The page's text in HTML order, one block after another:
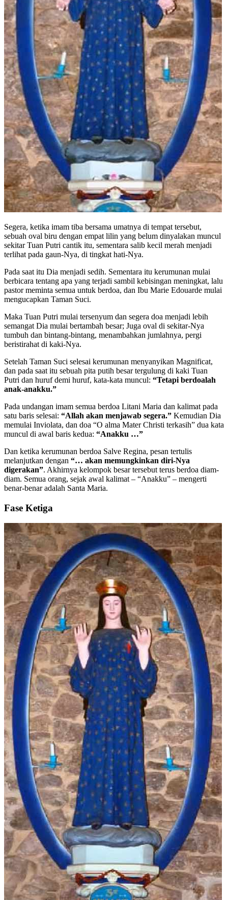
Segera, ketika imam tiba bersama umatnya di tempat tersebut,
sebuah oval biru dengan empat lilin yang belum dinyalakan muncul
sekitar Tuan Putri cantik itu, sementara salib kecil merah menjadi
terlihat pada gaun-Nya, di tingkat hati-Nya.
Pada saat itu Dia menjadi sedih. Sementara itu kerumunan mulai
berbicara tentang apa yang terjadi sambil kebisingan meningkat, lalu
pastor meminta semua untuk berdoa, dan Ibu Marie Edouarde mulai
mengucapkan Taman Suci.
Maka Tuan Putri mulai tersenyum dan segera doa menjadi lebih
semangat Dia mulai bertambah besar; Juga oval di sekitar-Nya
tumbuh dan bintang-bintang, menambahkan jumlahnya, pergi
beristirahat di kaki-Nya.
Setelah Taman Suci selesai kerumunan menyanyikan Magnificat,
dan pada saat itu sebuah pita putih besar tergulung di kaki Tuan
Putri dan huruf demi huruf, kata-kata muncul: “Tetapi berdoalah
anak-anakku.”
Pada undangan imam semua berdoa Litani Maria dan kalimat pada
satu baris selesai: “Allah akan menjawab segera.” Kemudian Dia
memulai Inviolata, dan doa “O alma Mater Christi terkasih” dua kata
muncul di awal baris kedua: “Anakku …”
Dan ketika kerumunan berdoa Salve Regina, pesan tertulis
melanjutkan dengan “… akan memungkinkan diri-Nya
digerakan”. Akhirnya kelompok besar tersebut terus berdoa diam-
diam. Semua orang, sejak awal kalimat – “Anakku” – mengerti
benar-benar adalah Santa Maria.
Fase Ketiga